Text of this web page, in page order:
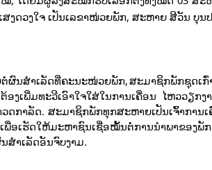
ດວງໃຈ ເປັນເລຂາໜ່ວຍພັກ, ສະຫາຍ ສີວັນ ບຸນ
ຜົນສໍາເລັດທີ່ຄະນະໜ່ວຍພັກ, ສະມາຊິກພັກຊຸດເກົ່
ເພີ່ມທະວີເອົາໃຈໃສ່ໃນການເຄື່ອນ ໄຫວວຽກ
າລັດ. ສະມາຊິກພັກທຸກສະຫາຍເປັນເຈົ້າການເ
ອເຮັດໃຫ້ມະຫາຊົນເຊື່ອໝັ້ນຕໍ່ການນໍາພາຂອງພັ
ສໍາເລັດອັນຈົບງາມ.